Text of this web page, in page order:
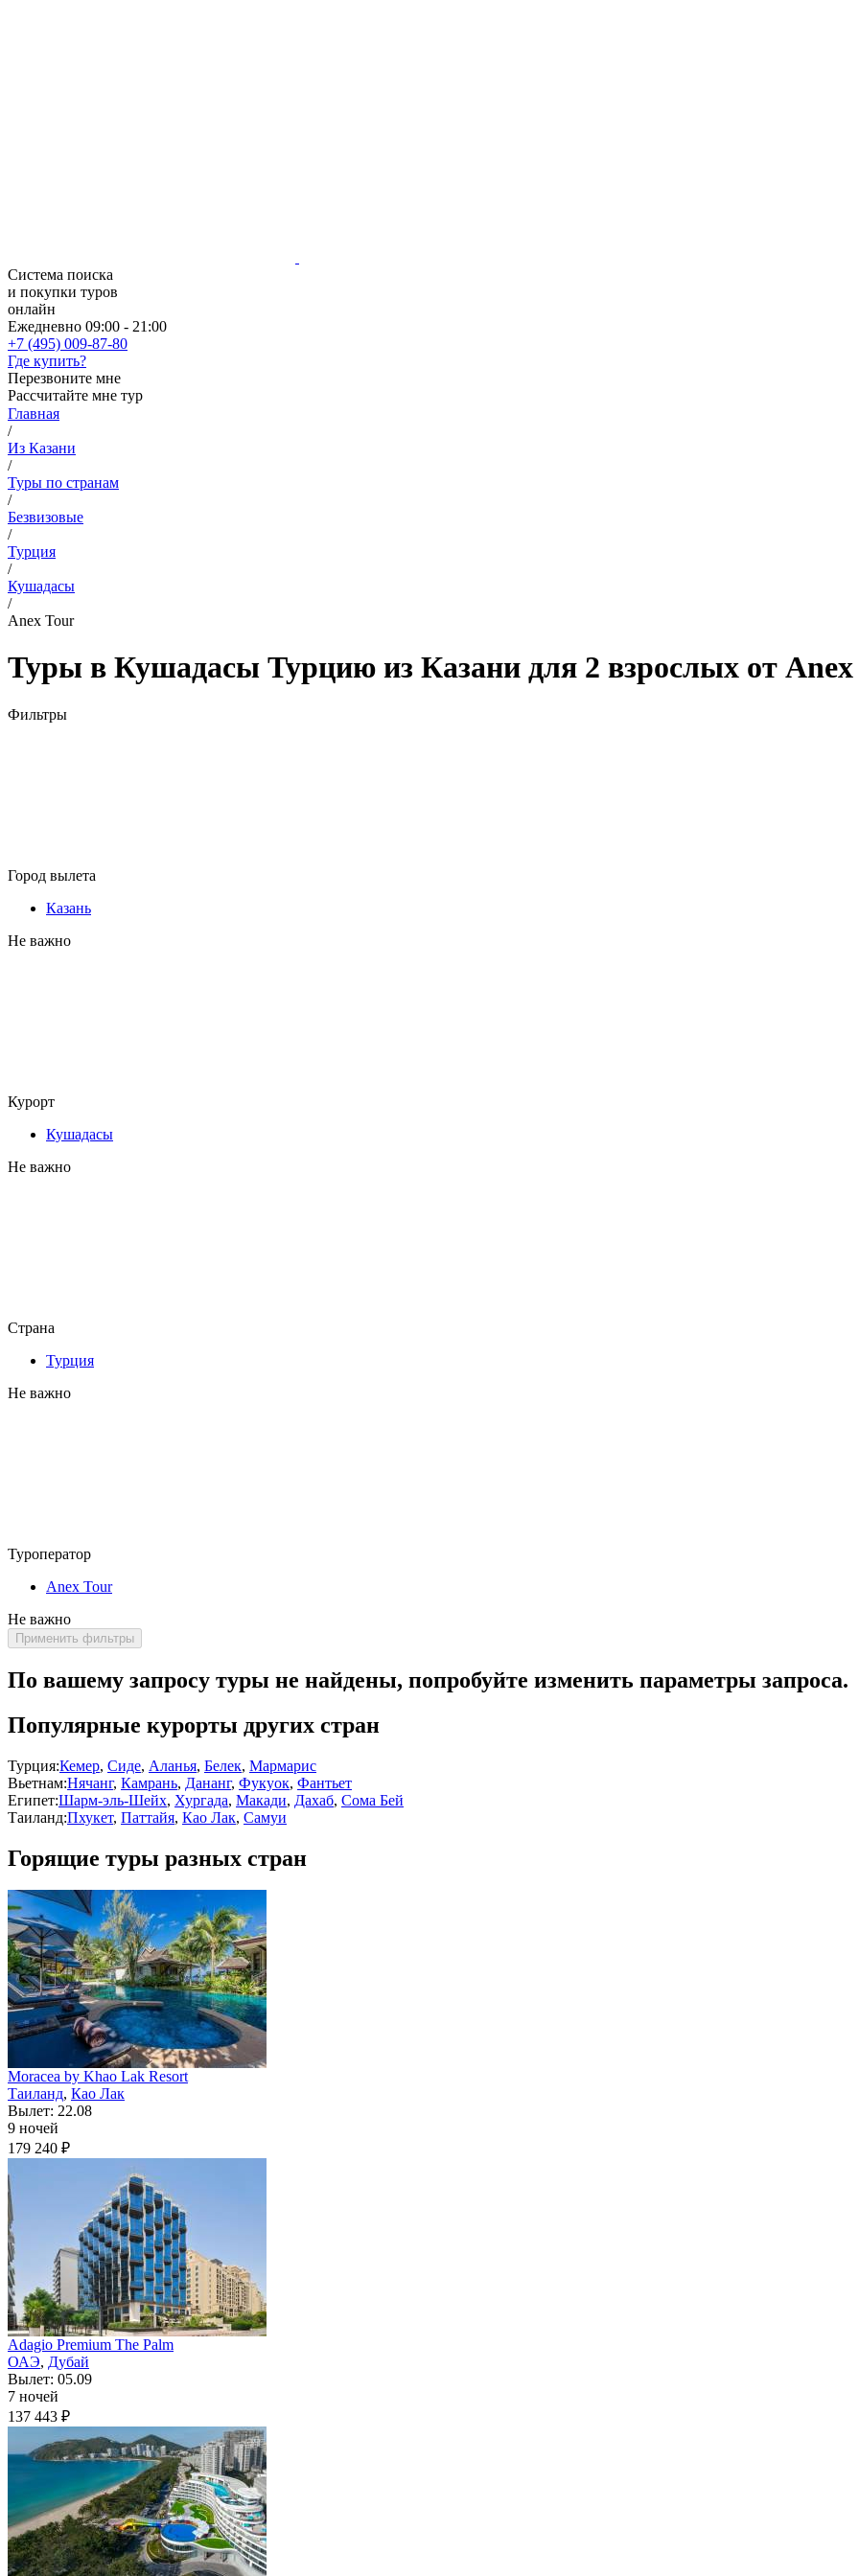
Система поиска
и покупки туров
онлайн
Ежедневно 09:00 - 21:00
+7 (495) 009-87-80
Где купить?
Перезвоните мне
Рассчитайте мне тур
Главная
/
Из Казани
/
Туры по странам
/
Безвизовые
/
Турция
/
Кушадасы
/
Anex Tour
Туры в Кушадасы Турцию из Казани для 2 взрослых от
Фильтры
Город вылета
Казань
Не важно
Курорт
Кушадасы
Не важно
Страна
Турция
Не важно
Туроператор
Anex Tour
Не важно
Применить фильтры
По вашему запросу туры не найдены, попробуйте изменить параметры запроса.
Популярные курорты других стран
Турция:Кемер, Сиде, Аланья, Белек, Мармарис
Вьетнам:Нячанг, Камрань, Дананг, Фукуок, Фантьет
Египет:Шарм-эль-Шейх, Хургада, Макади, Дахаб, Сома Бей
Таиланд:Пхукет, Паттайя, Као Лак, Самуи
Горящие туры разных стран
Moracea by Khao Lak Resort
Таиланд, Као Лак
Вылет: 22.08
9 ночей
179 240 ₽
Adagio Premium The Palm
ОАЭ, Дубай
Вылет: 05.09
7 ночей
137 443 ₽